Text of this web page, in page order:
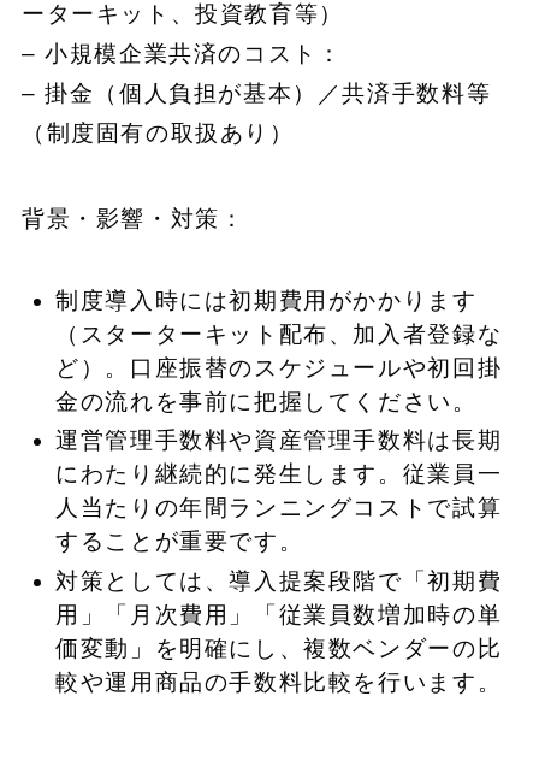
ーターキット、投資教育等）
– 小規模企業共済のコスト：
– 掛金（個人負担が基本）／共済手数料等
（制度固有の取扱あり）
背景・影響・対策：
制度導入時には初期費用がかかります
（スターターキット配布、加入者登録な
ど）。口座振替のスケジュールや初回掛
金の流れを事前に把握してください。
運営管理手数料や資産管理手数料は長期
にわたり継続的に発生します。従業員一
人当たりの年間ランニングコストで試算
することが重要です。
対策としては、導入提案段階で「初期費
用」「月次費用」「従業員数増加時の単
価変動」を明確にし、複数ベンダーの比
較や運用商品の手数料比較を行います。